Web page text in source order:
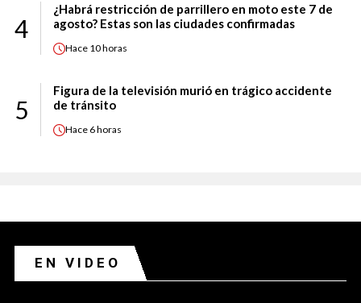
4
¿Habrá restricción de parrillero en moto este 7 de
agosto? Estas son las ciudades confirmadas
Hace 10 horas
5
Figura de la televisión murió en trágico accidente
de tránsito
Hace 6 horas
EN VIDEO